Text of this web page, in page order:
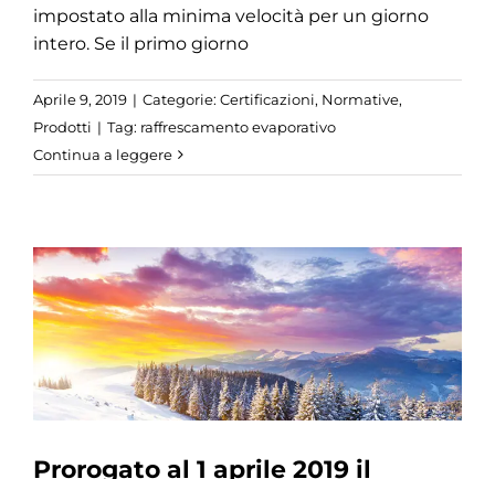
impostato alla minima velocità per un giorno
intero. Se il primo giorno
Aprile 9, 2019 | Categorie: Certificazioni, Normative,
Prodotti | Tag: raffrescamento evaporativo
Continua a leggere
Prorogato al 1 aprile 2019 il